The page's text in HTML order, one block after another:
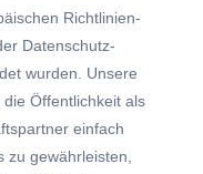
Richtlinien-
Datenschutz-
wurden. Unsere
Öffentlichkeit als
einfach
gewährleisten,